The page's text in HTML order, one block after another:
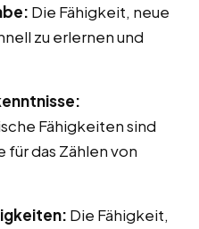
Die Fähigkeit, neue
zu erlernen und
Fähigkeiten sind
das Zählen von
Die Fähigkeit,